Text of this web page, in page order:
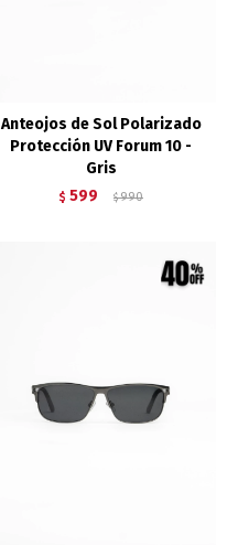
Anteojos de Sol Polarizado
Protección UV Forum 10 -
Gris
$ 599 $ 990